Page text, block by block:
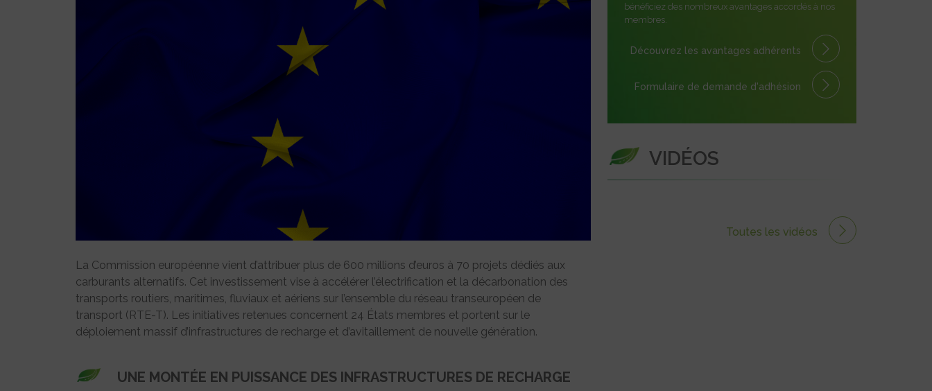
La Commission européenne vient d’attribuer plus de 600 millions d’euros à 70 projets dédiés aux
carburants alternatifs. Cet investissement vise à accélérer l’électrification et la décarbonation des
transports routiers, maritimes, fluviaux et aériens sur l’ensemble du réseau transeuropéen de
transport (RTE-T). Les initiatives retenues concernent 24 États membres et portent sur le
déploiement massif d’infrastructures de recharge et d’avitaillement de nouvelle génération.
UNE MONTÉE EN PUISSANCE DES INFRASTRUCTURES DE RECHARGE
bénéficiez des nombreux avantages accordés à nos
membres.
Découvrez les avantages adhérents
Formulaire de demande d'adhésion
VIDÉOS
Toutes les vidéos